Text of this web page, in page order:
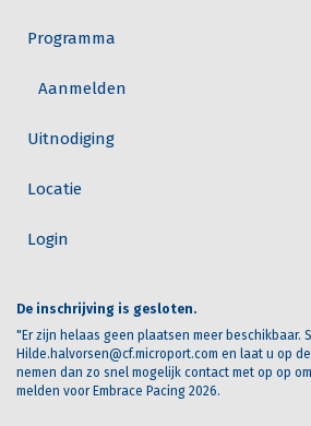
Programma
Aanmelden
Uitnodiging
Locatie
Login
De inschrijving is gesloten.
"Er zijn helaas geen plaatsen meer beschikbaar.
Hilde.halvorsen@cf.microport.com en laat u op
nemen dan zo snel mogelijk contact met op op
melden voor Embrace Pacing 2026.